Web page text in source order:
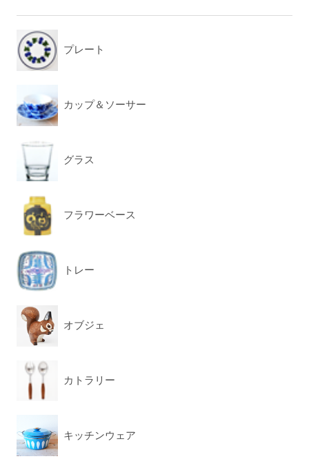
プレート
カップ＆ソーサー
グラス
フラワーベース
トレー
オブジェ
カトラリー
キッチンウェア